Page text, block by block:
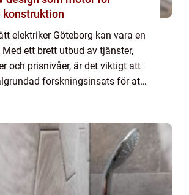
konstruktion
elektriker Göteborg kan vara en
ett brett utbud av tjänster,
och prisnivåer, är det viktigt att
forskningsinsats för att